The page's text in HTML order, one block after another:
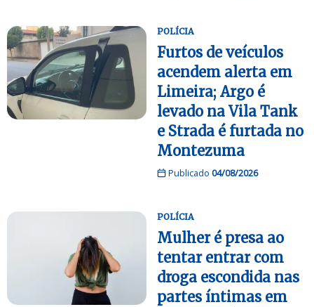
POLÍCIA
Furtos de veículos
acendem alerta em
Limeira; Argo é
levado na Vila Tank
e Strada é furtada no
Montezuma
Publicado 04/08/2026
POLÍCIA
Mulher é presa ao
tentar entrar com
droga escondida nas
partes íntimas em